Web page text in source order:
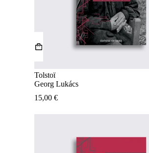
Tolstoï
Georg Lukács
15,00 €